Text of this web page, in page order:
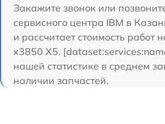
Закажите звонок или
сервисного центра IBM в
и рассчитает стоимость работ
x3850 X5.
нашей статистике в среднем
наличии запчастей.